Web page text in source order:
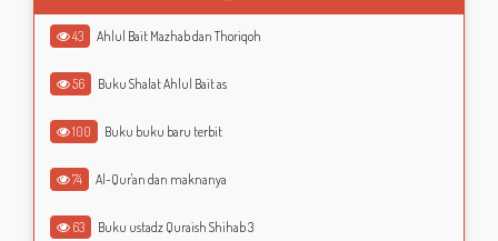
43 Ahlul Bait Mazhab dan Thoriqoh
56 Buku Shalat Ahlul Bait as
100 Buku buku baru terbit
74 Al-Qur'an dan maknanya
63 Buku ustadz Quraish Shihab 3